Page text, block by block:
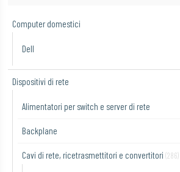
Computer domestici
Dell
Dispositivi di rete
Alimentatori per switch e server di rete
Backplane
Cavi di rete, ricetrasmettitori e convertitori (286)